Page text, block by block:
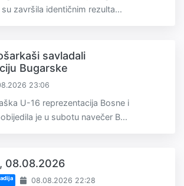
završila identičnim rezulta...
savladali
Bugarske
23:06
U-16 reprezentacija Bosne i
je u subotu navečer B...
08.08.2026
08.08.2026 22:28